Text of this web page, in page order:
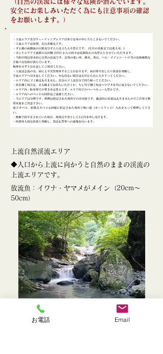
安全にお楽しみいただく為にも注意事項の確認
をお願いします。）
上流自然渓流エリア
◆入口から上流に向かうと自然のままの渓流の
上流エリアです。
放流魚：イワナ・ヤマメがメイン（20cm～
50cm）
お電話 Email